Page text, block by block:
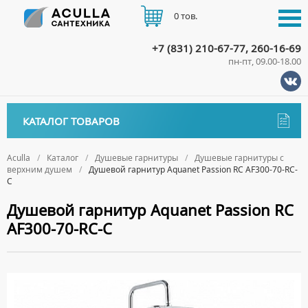
Aculla Каталог Душевые гарнитуры
Душевые гарнитуры с
верхним душем
Душевой гарнитур Aquanet Passion RC AF300-70-RC-
С
Душевой гарнитур Aquanet Passion RC
AF300-70-RC-С
КАТАЛОГ ТОВАРОВ
ДЕРЖАТЕЛИ
ДОЗАТОРЫ ДЛЯ МЫЛА
ЕРШИКИ
ПОЛОТЕНЦЕДЕРЖАТЕЛИ
Биде
ПОДВЕСНЫЕ БИДЕ
АКРИЛОВЫЕ ВАННЫ
Ванны комплектующие
БОКОВЫЕ ПАНЕЛИ
Водонагреватели
ВОДОНАГРЕВАТЕЛИ КОСВЕННОГО НАГРЕВА
+7 (831) 210-67-77, 260-16-69
пн-пт, 09.00-18.00
0 тов.
ДОСТАВКА